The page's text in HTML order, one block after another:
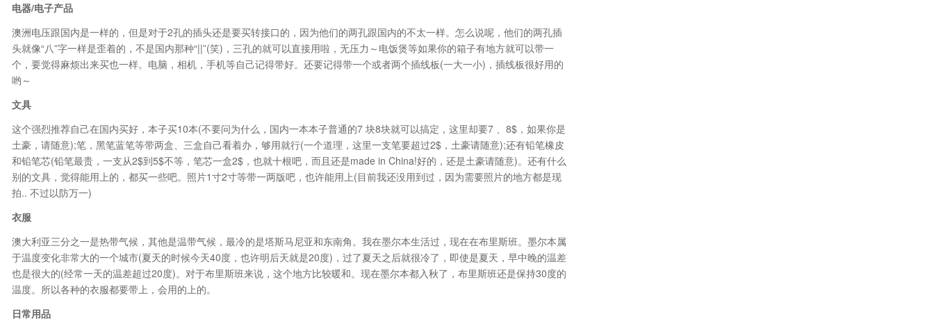
电器/电子产品
澳洲电压跟国内是一样的，但是对于2孔的插头还是要买转接口的，因为他们的两孔跟国内的不太一样。怎么说呢，他们的两孔插
头就像“八”字一样是歪着的，不是国内那种“||”(笑)，三孔的就可以直接用啦，无压力～电饭煲等如果你的箱子有地方就可以带一
个，要觉得麻烦出来买也一样。电脑，相机，手机等自己记得带好。还要记得带一个或者两个插线板(一大一小)，插线板很好用的
哟～
文具
这个强烈推荐自己在国内买好，本子买10本(不要问为什么，国内一本本子普通的7 块8块就可以搞定，这里却要7 、8$，如果你是
土豪，请随意);笔，黑笔蓝笔等带两盒、三盒自己看着办，够用就行(一个道理，这里一支笔要超过2$，土豪请随意);还有铅笔橡皮
和铅笔芯(铅笔最贵，一支从2$到5$不等，笔芯一盒2$，也就十根吧，而且还是made in China!好的，还是土豪请随意)。还有什么
别的文具，觉得能用上的，都买一些吧。照片1寸2寸等带一两版吧，也许能用上(目前我还没用到过，因为需要照片的地方都是现
拍.. 不过以防万一)
衣服
澳大利亚三分之一是热带气候，其他是温带气候，最冷的是塔斯马尼亚和东南角。我在墨尔本生活过，现在在布里斯班。墨尔本属
于温度变化非常大的一个城市(夏天的时候今天40度，也许明后天就是20度)，过了夏天之后就很冷了，即使是夏天，早中晚的温差
也是很大的(经常一天的温差超过20度)。对于布里斯班来说，这个地方比较暖和。现在墨尔本都入秋了，布里斯班还是保持30度的
温度。所以各种的衣服都要带上，会用的上的。
日常用品